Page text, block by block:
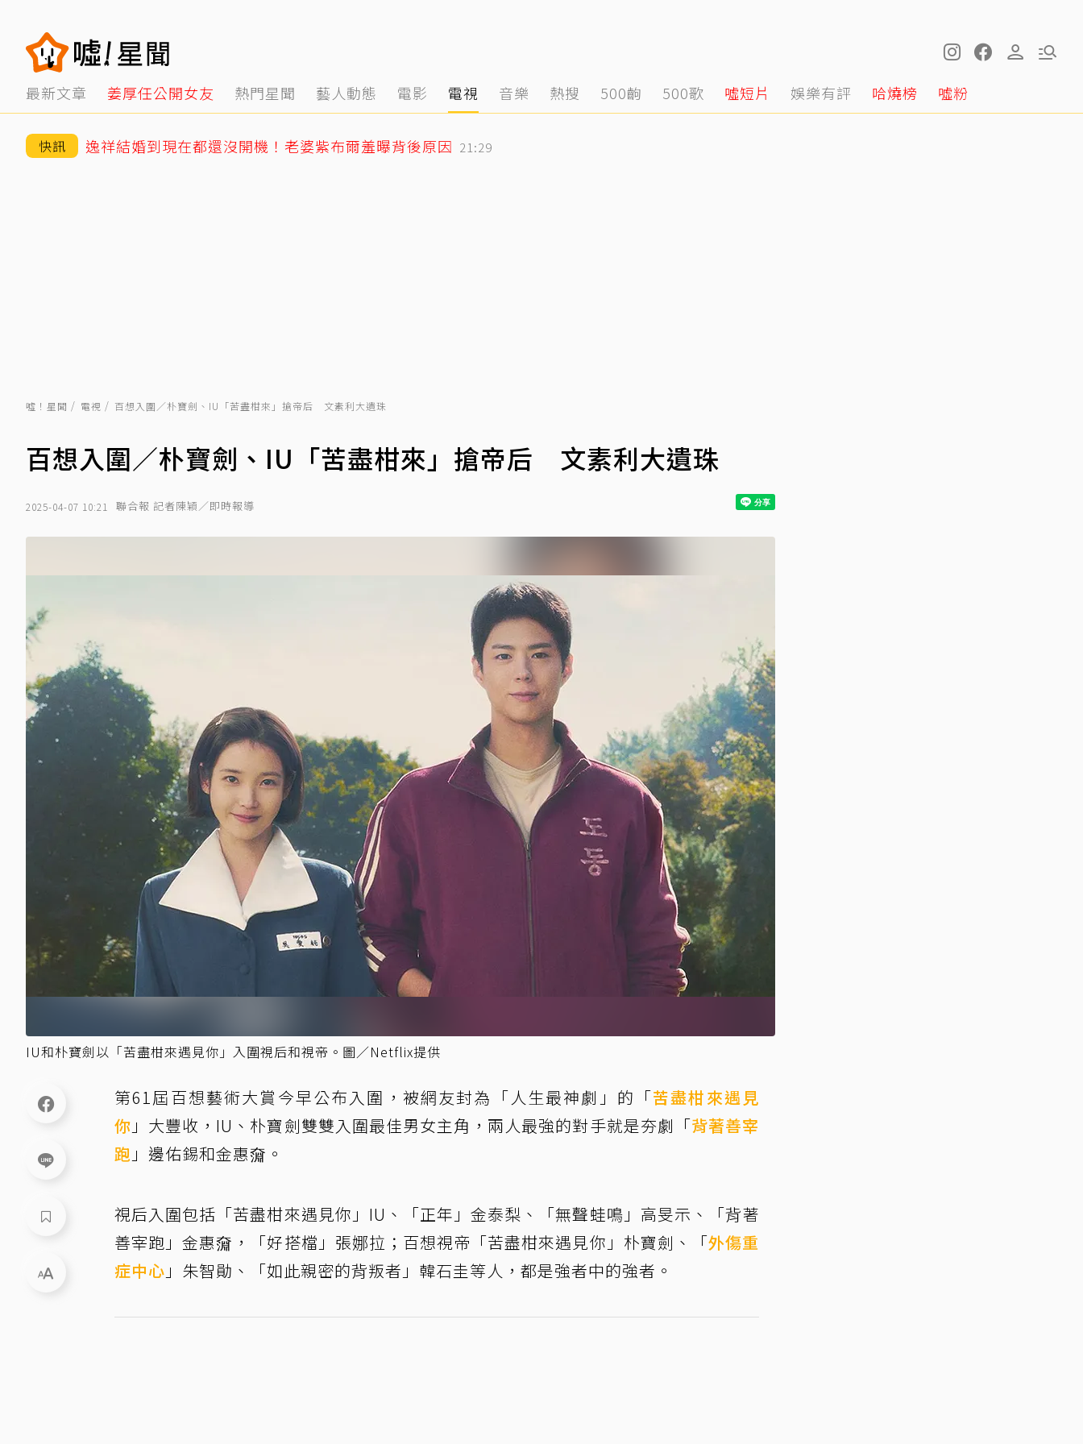
最新文章 姜厚任公開女友 熱門星聞 藝人動態 電影 電視 音樂 熱搜 500齣 500歌 噓短片 娛樂有評 哈燒榜 噓粉
快訊 逸祥結婚到現在都還沒開機！老婆紫布爾羞曝背後原因 21:29
噓！星聞 電視 百想入圍／朴寶劍、IU「苦盡柑來」搶帝后 文素利大遺珠
百想入圍／朴寶劍、IU「苦盡柑來」搶帝后 文素利大遺珠
2025-04-07 10:21 聯合報 記者陳穎／即時報導
IU和朴寶劍以「苦盡柑來遇見你」入圍視后和視帝。圖／Netflix提供
第61屆百想藝術大賞今早公布入圍，被網友封為「人生最神劇」的「苦盡柑來遇見
你 」大豐收，IU、朴寶劍雙雙入圍最佳男女主角，兩人最強的對手就是夯劇「背著善宰
跑 」邊佑錫和金惠奫。
視后入圍包括「苦盡柑來遇見你」IU、「正年」金泰梨、「無聲蛙鳴」高旻示、「背著
善宰跑」金惠奫，「好搭檔」張娜拉；百想視帝「苦盡柑來遇見你」朴寶劍、「外傷重
症中心 」朱智勛、「如此親密的背叛者」韓石圭等人，都是強者中的強者。